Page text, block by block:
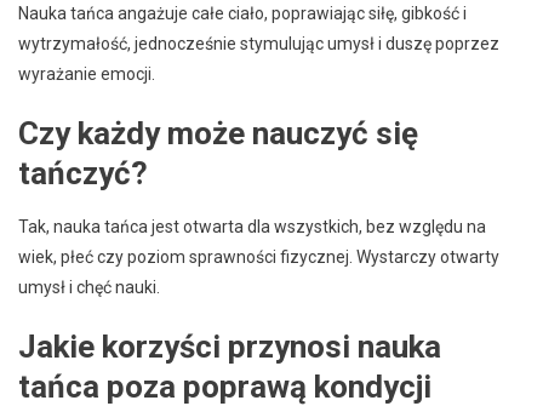
Nauka tańca angażuje całe ciało, poprawiając siłę, gibkość i
wytrzymałość, jednocześnie stymulując umysł i duszę poprzez
wyrażanie emocji.
Czy każdy może nauczyć się
tańczyć?
Tak, nauka tańca jest otwarta dla wszystkich, bez względu na
wiek, płeć czy poziom sprawności fizycznej. Wystarczy otwarty
umysł i chęć nauki.
Jakie korzyści przynosi nauka
tańca poza poprawą kondycji